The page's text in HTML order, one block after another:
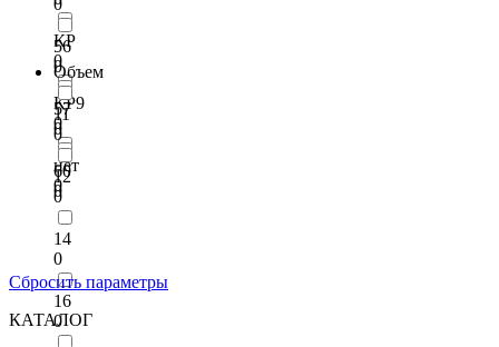
КР
0
КР9
0
нет
0
0
56
0
57
0
60
0
Объем
11
0
12
0
14
0
16
0
Сбросить параметры
КАТАЛОГ